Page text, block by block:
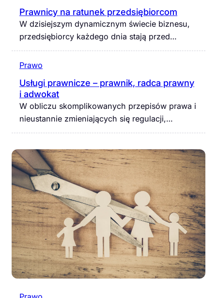
Prawnicy na ratunek przedsiębiorcom
W dzisiejszym dynamicznym świecie biznesu,
przedsiębiorcy każdego dnia stają przed…
Prawo
Usługi prawnicze – prawnik, radca prawny
i adwokat
W obliczu skomplikowanych przepisów prawa i
nieustannie zmieniających się regulacji,…